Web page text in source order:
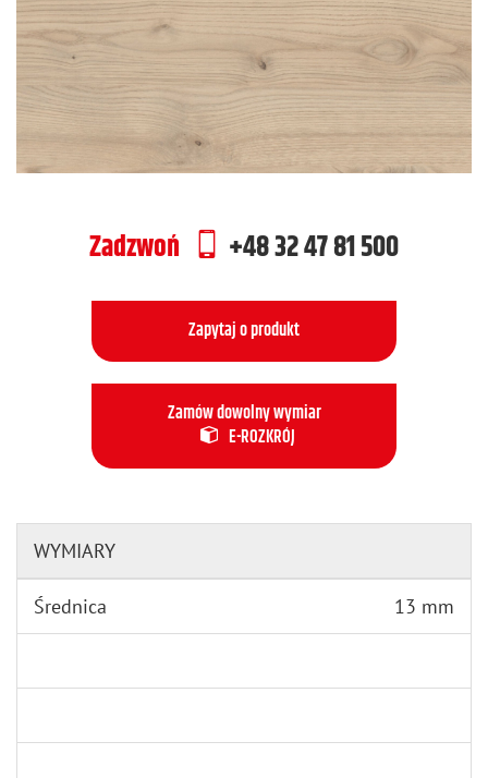
Zadzwoń +48 32 47 81 500
Zapytaj o produkt
Zamów dowolny wymiar
E-ROZKRÓJ
WYMIARY
Średnica 13 mm